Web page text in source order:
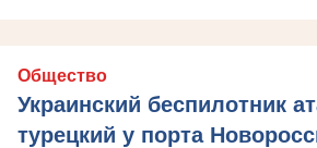
Общество
Украинский беспилотник
турецкий у порта